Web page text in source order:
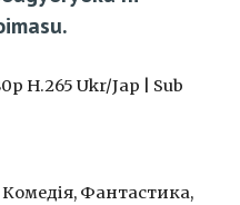
H.265 Ukr/Jap | Sub
Фантастика,